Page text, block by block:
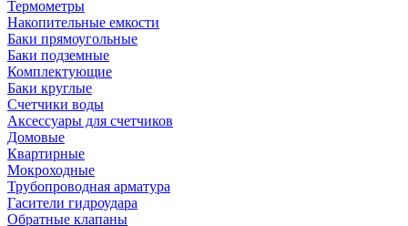
Термометры
Накопительные емкости
Баки прямоугольные
Баки подземные
Комплектующие
Баки круглые
Счетчики воды
Аксессуары для счетчиков
Домовые
Квартирные
Мокроходные
Трубопроводная арматура
Гасители гидроудара
Обратные клапаны